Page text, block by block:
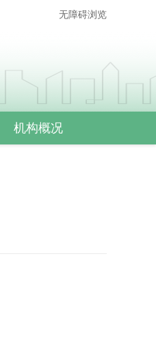
无障碍浏览
机构概况